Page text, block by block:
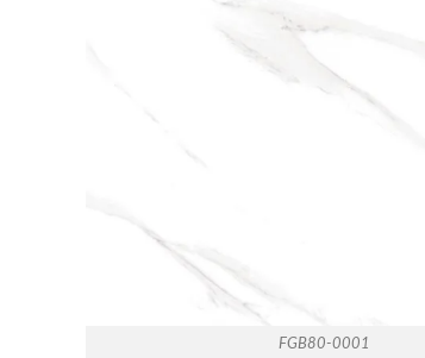
FGB80-0001